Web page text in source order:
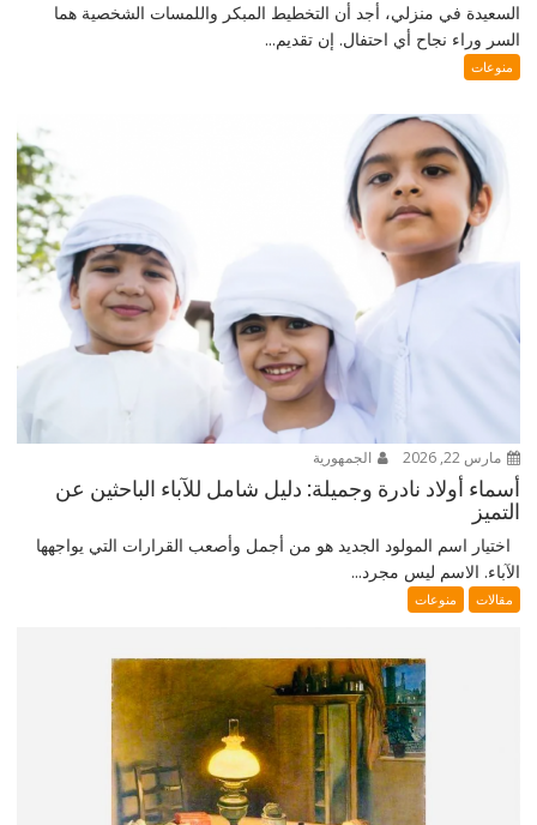
السعيدة في منزلي، أجد أن التخطيط المبكر واللمسات الشخصية هما
السر وراء نجاح أي احتفال. إن تقديم...
منوعات
مارس 22, 2026 الجمهورية
أسماء أولاد نادرة وجميلة: دليل شامل للآباء الباحثين عن
التميز
اختيار اسم المولود الجديد هو من أجمل وأصعب القرارات التي يواجهها
الآباء. الاسم ليس مجرد...
مقالات منوعات